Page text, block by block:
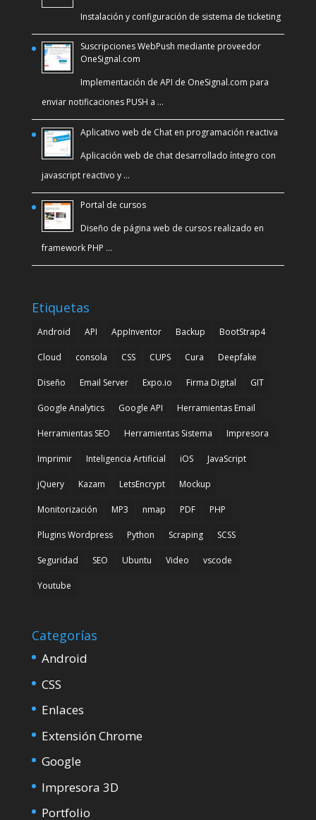
Instalación y configuración de sistema de ticketing
Suscripciones WebPush mediante proveedor
OneSignal.com
Implementación de API de OneSignal.com para
enviar notificaciones PUSH a …
Aplicativo web de Chat en programación reactiva
Aplicación web de chat desarrollado íntegro con
javascript reactivo y …
Portal de cursos
Diseño de página web de cursos realizado en
framework PHP …
Etiquetas
Android API AppInventor Backup BootStrap4
Cloud consola CSS CUPS Cura Deepfake
Diseño Email Server Expo.io Firma Digital GIT
Google Analytics Google API Herramientas Email
Herramientas SEO Herramientas Sistema Impresora
Imprimir Inteligencia Artificial iOS JavaScript
jQuery Kazam LetsEncrypt Mockup
Monitorización MP3 nmap PDF PHP
Plugins Wordpress Python Scraping SCSS
Seguridad SEO Ubuntu Video vscode
Youtube
Categorías
Android
CSS
Enlaces
Extensión Chrome
Google
Impresora 3D
Portfolio